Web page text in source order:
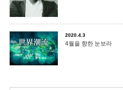
2020.4.3
4월을 향한 눈보라